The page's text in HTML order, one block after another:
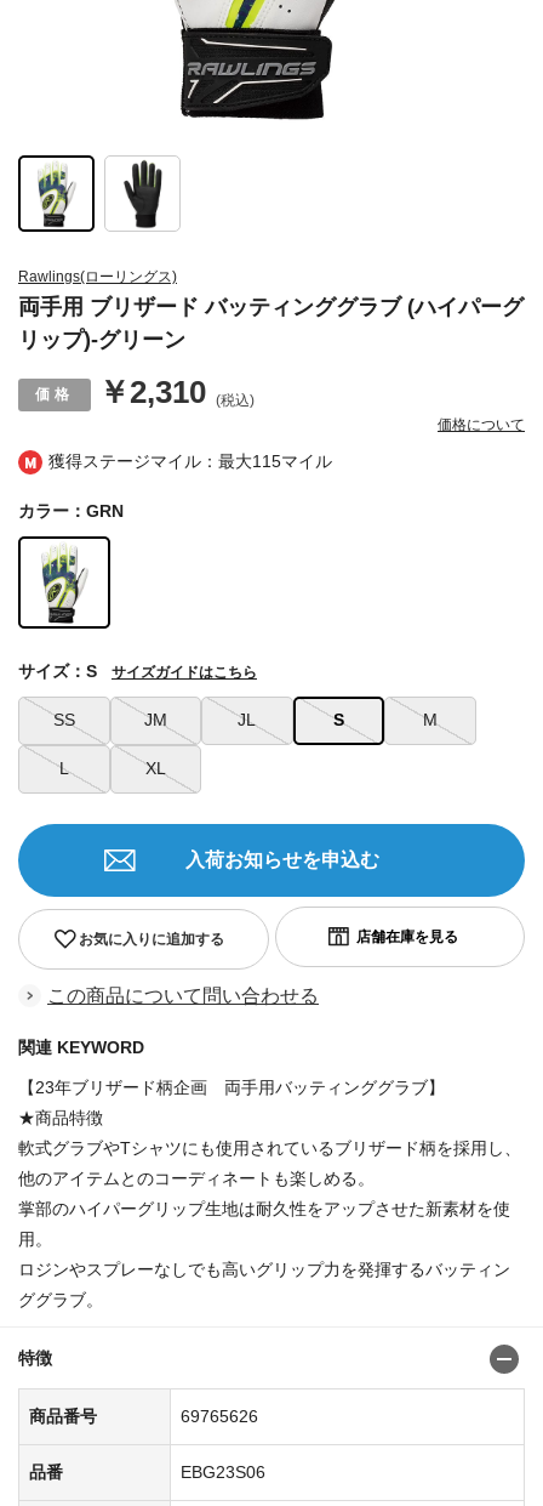
獲得ステージマイル：最大115マイル
Rawlings(ローリングス)
両手用 ブリザード バッティンググラブ (ハイパーグ
リップ)-グリーン
￥2,310 (税込)
価格について
カラー：GRN
SS JM JL S M
L XL
サイズ：S サイズガイドはこちら
お気に入りに追加する
入荷お知らせを申込む
この商品について問い合わせる
関連 KEYWORD
【23年ブリザード柄企画 両手用バッティンググラブ】
★商品特徴
軟式グラブやTシャツにも使用されているブリザード柄を採用し、
他のアイテムとのコーディネートも楽しめる。
掌部のハイパーグリップ生地は耐久性をアップさせた新素材を使
用。
ロジンやスプレーなしでも高いグリップ力を発揮するバッティン
ググラブ。
特徴
商品番号 69765626
品番 EBG23S06